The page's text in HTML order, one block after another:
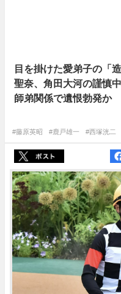
目を掛けた愛弟子の「
聖奈、角田大河の謹慎
師弟関係で遺恨勃発か
#藤原英昭 #鹿戸雄一 #西塚洸二